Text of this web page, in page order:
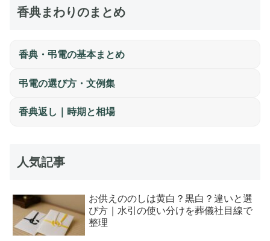
香典まわりのまとめ
香典・弔電の基本まとめ
弔電の選び方・文例集
香典返し｜時期と相場
人気記事
お供えののしは黄白？黒白？違いと選
び方｜水引の使い分けを葬儀社目線で
整理